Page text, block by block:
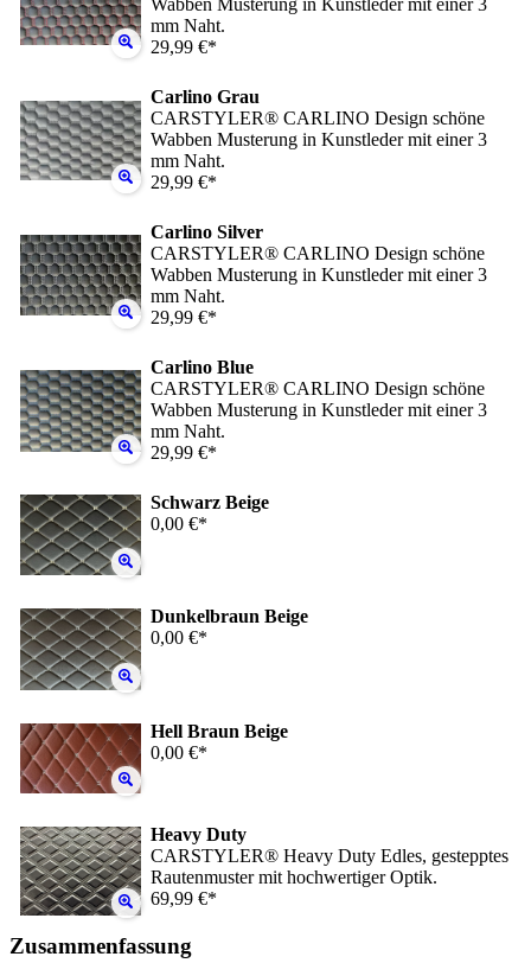
Wabben Musterung in Kunstleder mit einer 3
mm Naht.
29,99 €*
Carlino Grau
CARSTYLER® CARLINO Design schöne
Wabben Musterung in Kunstleder mit einer 3
mm Naht.
29,99 €*
Carlino Silver
CARSTYLER® CARLINO Design schöne
Wabben Musterung in Kunstleder mit einer 3
mm Naht.
29,99 €*
Carlino Blue
CARSTYLER® CARLINO Design schöne
Wabben Musterung in Kunstleder mit einer 3
mm Naht.
29,99 €*
Schwarz Beige
0,00 €*
Dunkelbraun Beige
0,00 €*
Hell Braun Beige
0,00 €*
Heavy Duty
CARSTYLER® Heavy Duty Edles, gestepptes
Rautenmuster mit hochwertiger Optik.
69,99 €*
Zusammenfassung